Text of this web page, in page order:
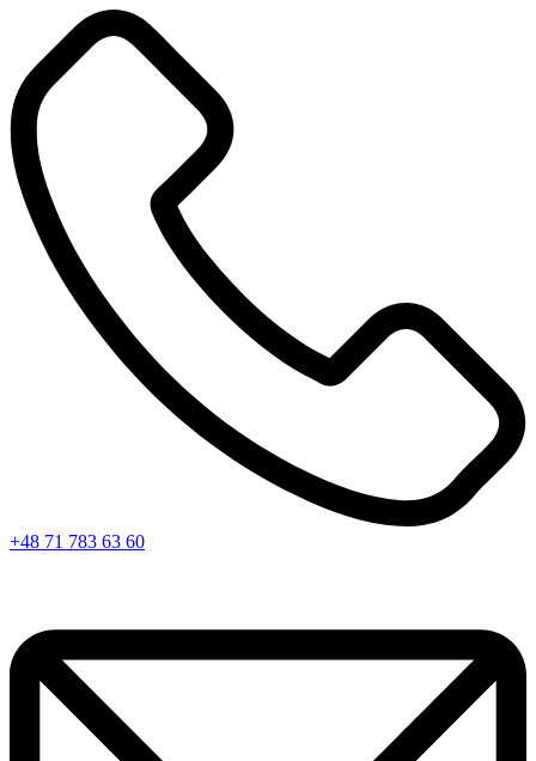
+48 71 783 63 60